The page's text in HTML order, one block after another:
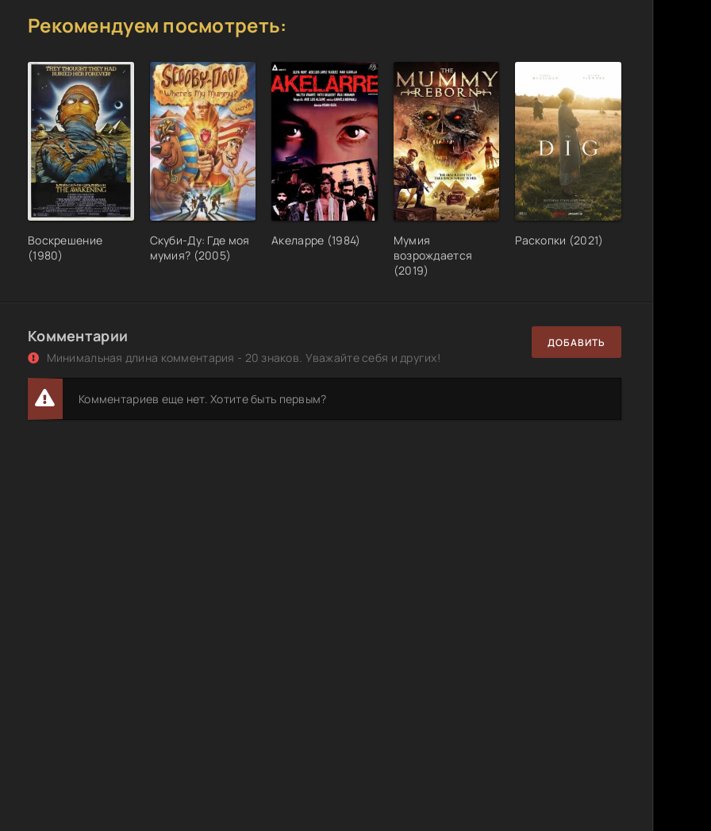
Рекомендуем посмотреть:
Воскрешение
(1980)
Скуби-Ду: Где моя
мумия? (2005)
Акеларре (1984)
Мумия
возрождается
(2019)
Раскопки (2021)
Комментарии
Минимальная длина комментария - 20 знаков. Уважайте себя и других!
ДОБАВИТЬ
Комментариев еще нет. Хотите быть первым?